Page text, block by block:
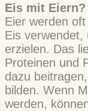
Eis mit Eiern?
Eier werden
Eis verwendet,
erzielen. Das
Proteinen und
dazu
bilden. Wenn
werden,